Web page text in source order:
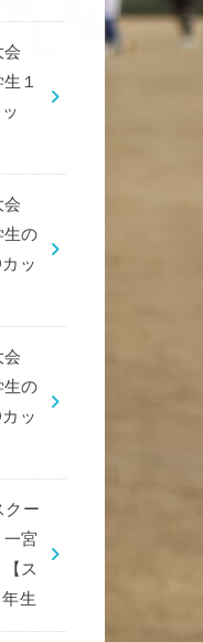
会
１
会
の
ッ
会
の
ッ
ー
宮
ス
生